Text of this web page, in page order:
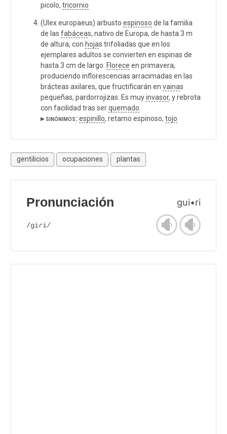
picolo, tricornio
(Ulex europaeus) arbusto espinoso de la familia
de las fabáceas, nativo de Europa, de hasta 3 m
de altura, con hojas trifoliadas que en los
ejemplares adultos se convierten en espinas de
hasta 3 cm de largo. Florece en primavera,
produciendo inflorescencias arracimadas en las
brácteas axilares, que fructificarán en vainas
pequeñas, pardorrojizas. Es muyinvasor, y rebrota
con facilidad tras serquemado
▸ sinónimos: espinillo, retamo espinoso, tojo
gentilicios ocupaciones plantas
Pronunciación gui•ri
/giɾi/